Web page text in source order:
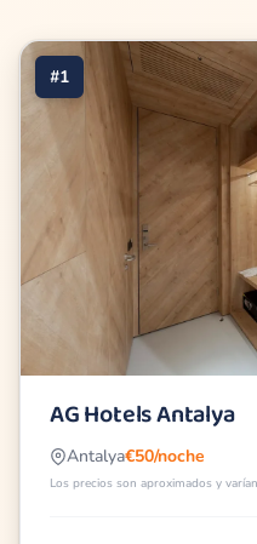
#1
AG Hotels Antalya
Antalya€50/noche
Los precios son aproximados y